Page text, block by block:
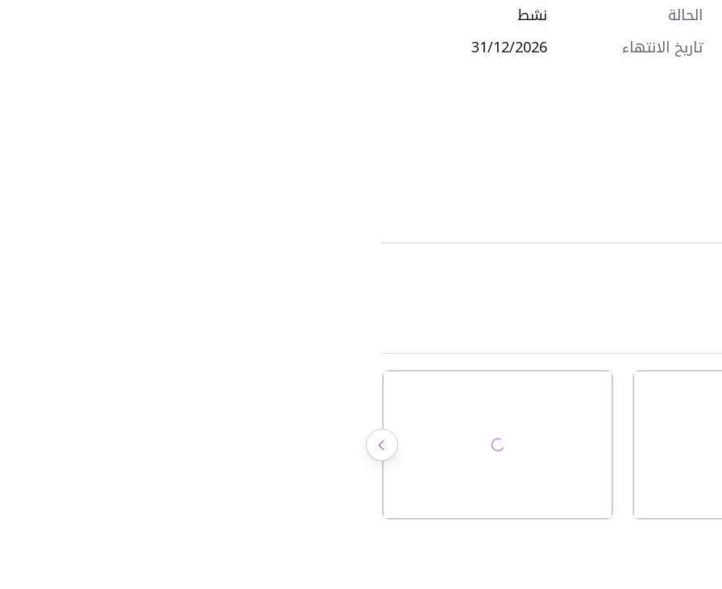
الحالة
نشط
تاريخ الانتهاء 31/12/2026